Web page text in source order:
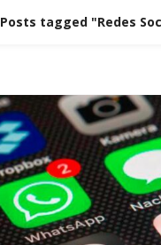
Posts tagged "Redes